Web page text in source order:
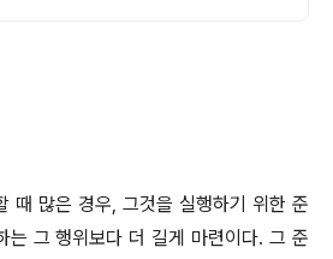
때 많은 경우, 그것을 실행하기 위한 준
는 그 행위보다 더 길게 마련이다. 그 준